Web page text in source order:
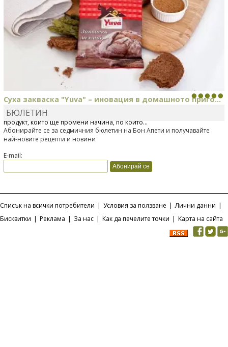
Суха закваска "Yuva" – иновация в домашното приго...
Отскоро Лесафр България стартира предлагането на изцяло нов
продукт, който ще промени начина, по който...
БЮЛЕТИН
Абонирайте се за седмичния бюлетин на Бон Апети и получавайте
най-новите рецепти и новини
E-mail:
Списък на всички потребители | Условия за ползване | Лични данни |
Бисквитки | Реклама | За нас | Как да печелите точки | Карта на сайта